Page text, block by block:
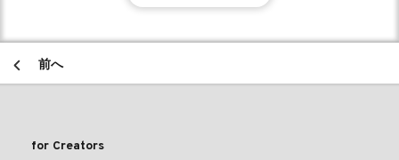
前へ
for Creators